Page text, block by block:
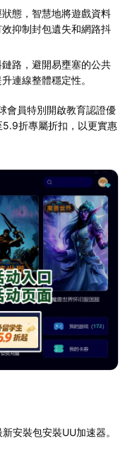
態，智慧地將遊戲資料
抑制封包遺失和網路抖
路，避開易壅塞的公共
連線整體穩定性。
會員特別開啟教育認證優
折專屬折扣，以更實惠
安裝包安裝UU加速器。